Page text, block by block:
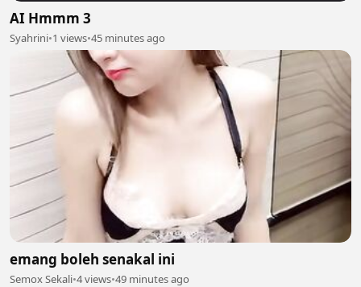
AI Hmmm 3
Syahrini•1 views•45 minutes ago
emang boleh senakal ini
Semox Sekali•4 views•49 minutes ago